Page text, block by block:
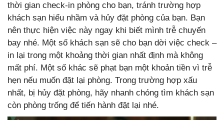
thời gian check-in phòng cho bạn, tránh trường hợp
khách sạn hiểu nhầm và hủy đặt phòng của bạn. Bạn
nên thực hiện việc này ngay khi biết mình trễ chuyến
bay nhé. Một số khách sạn sẽ cho bạn dời việc check –
in lại trong một khoảng thời gian nhất định mà không
mất phí. Một số khác sẽ phạt bạn một khoản tiền vì trễ
hẹn nếu muốn đặt lại phòng. Trong trường hợp xấu
nhất, bị hủy đặt phòng, hãy nhanh chóng tìm khách sạn
còn phòng trống để tiến hành đặt lại nhé.